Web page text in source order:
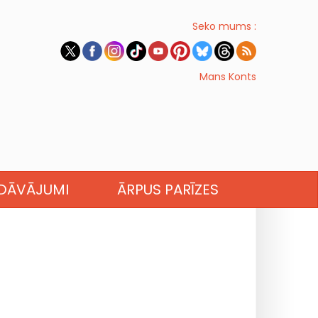
Seko mums :
Mans Konts
ĀRPUS PARĪZES